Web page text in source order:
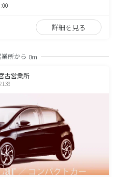
詳細を見る
所から 0m
古営業所